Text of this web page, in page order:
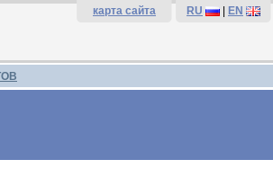
карта сайта RU EN